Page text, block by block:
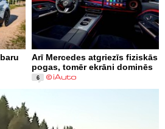
Arī Mercedes atgriezīs fiziskās
pogas, tomēr ekrāni dominēs
6